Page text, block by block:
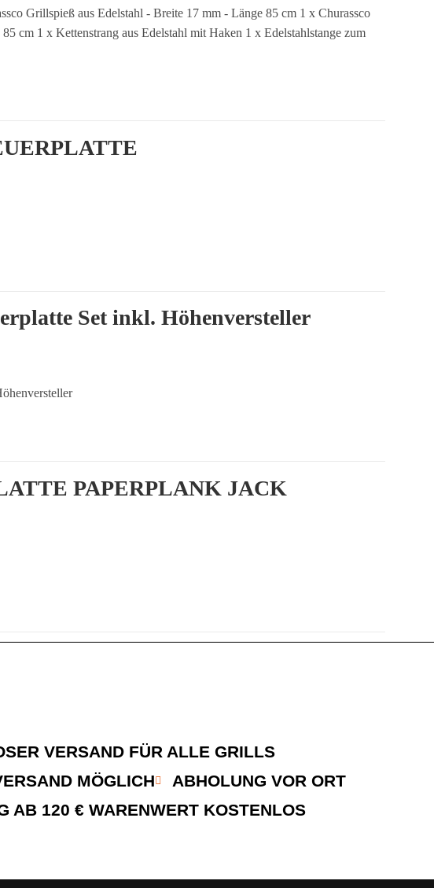
Grillspieß aus Edelstahl - Breite 17 mm - Länge 85 cm 1 x Churassco
cm 1 x Kettenstrang aus Edelstahl mit Haken 1 x Edelstahlstange zum
Set inkl. Höhenversteller
PAPERPLANK JACK
VERSAND FÜR ALLE GRILLS
MÖGLICH
ABHOLUNG VOR ORT
AB 120 € WARENWERT KOSTENLOS